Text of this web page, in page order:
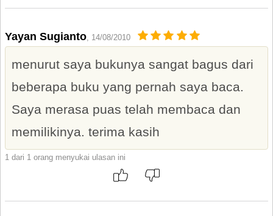
Yayan Sugianto , 14/08/2010
menurut saya bukunya sangat bagus dari
beberapa buku yang pernah saya baca.
Saya merasa puas telah membaca dan
memilikinya. terima kasih
1 dari 1 orang menyukai ulasan ini